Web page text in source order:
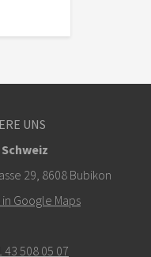
UNS
29, 8608 Bubikon
in Google Maps
43 508 05 07